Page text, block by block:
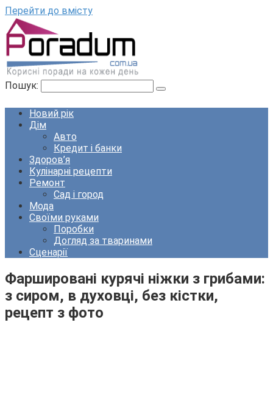
Перейти до вмісту
Пошук:
Новий рік
Дім
Авто
Кредит і банки
Здоров’я
Кулінарні рецепти
Ремонт
Сад і город
Мода
Своїми руками
Поробки
Догляд за тваринами
Сценарії
Фаршировані курячі ніжки з грибами:
з сиром, в духовці, без кістки,
рецепт з фото